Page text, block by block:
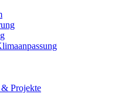
Projekte